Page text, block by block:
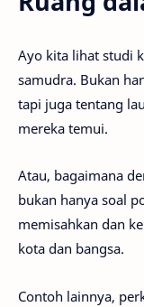
Ayo kita lihat studi
samudra. Bukan
tapi juga tentang
mereka temui.
Atau, bagaimana
bukan hanya soal
memisahkan dan
kota dan bangsa.
Contoh lainnya,